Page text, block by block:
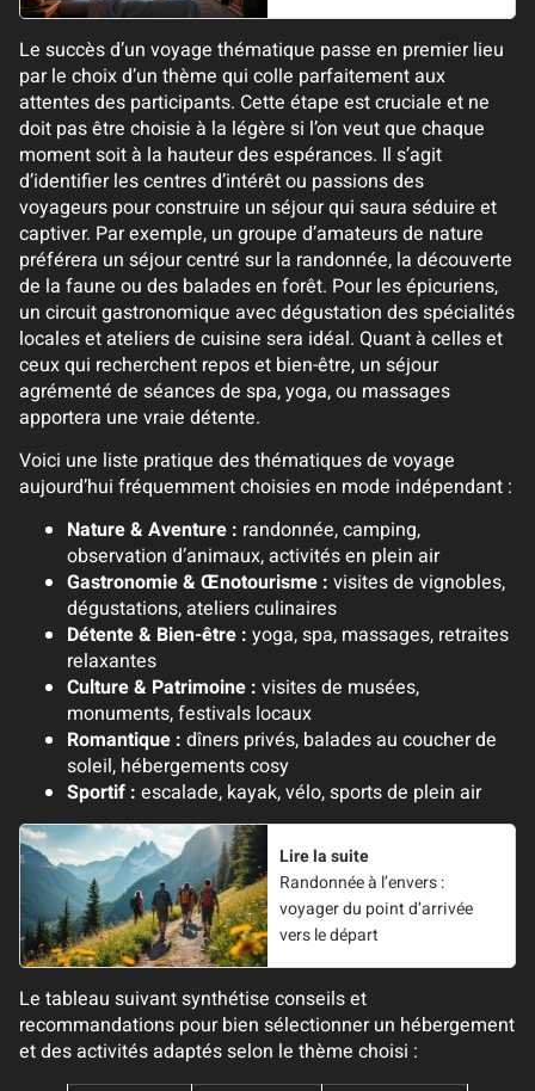
Le succès d’un voyage thématique passe en premier lieu
par le choix d’un thème qui colle parfaitement aux
attentes des participants. Cette étape est cruciale et ne
doit pas être choisie à la légère si l’on veut que chaque
moment soit à la hauteur des espérances. Il s’agit
d’identifier les centres d’intérêt ou passions des
voyageurs pour construire un séjour qui saura séduire et
captiver. Par exemple, un groupe d’amateurs de nature
préférera un séjour centré sur la randonnée, la découverte
de la faune ou des balades en forêt. Pour les épicuriens,
un circuit gastronomique avec dégustation des spécialités
locales et ateliers de cuisine sera idéal. Quant à celles et
ceux qui recherchent repos et bien-être, un séjour
agrémenté de séances de spa, yoga, ou massages
apportera une vraie détente.
Voici une liste pratique des thématiques de voyage
aujourd’hui fréquemment choisies en mode indépendant :
Nature & Aventure : randonnée, camping,
observation d’animaux, activités en plein air
Gastronomie & Œnotourisme : visites de vignobles,
dégustations, ateliers culinaires
Détente & Bien-être : yoga, spa, massages, retraites
relaxantes
Culture & Patrimoine : visites de musées,
monuments, festivals locaux
Romantique : dîners privés, balades au coucher de
soleil, hébergements cosy
Sportif : escalade, kayak, vélo, sports de plein air
Lire la suite
Randonnée à l’envers :
voyager du point d’arrivée
vers le départ
Le tableau suivant synthétise conseils et
recommandations pour bien sélectionner un hébergement
et des activités adaptés selon le thème choisi :